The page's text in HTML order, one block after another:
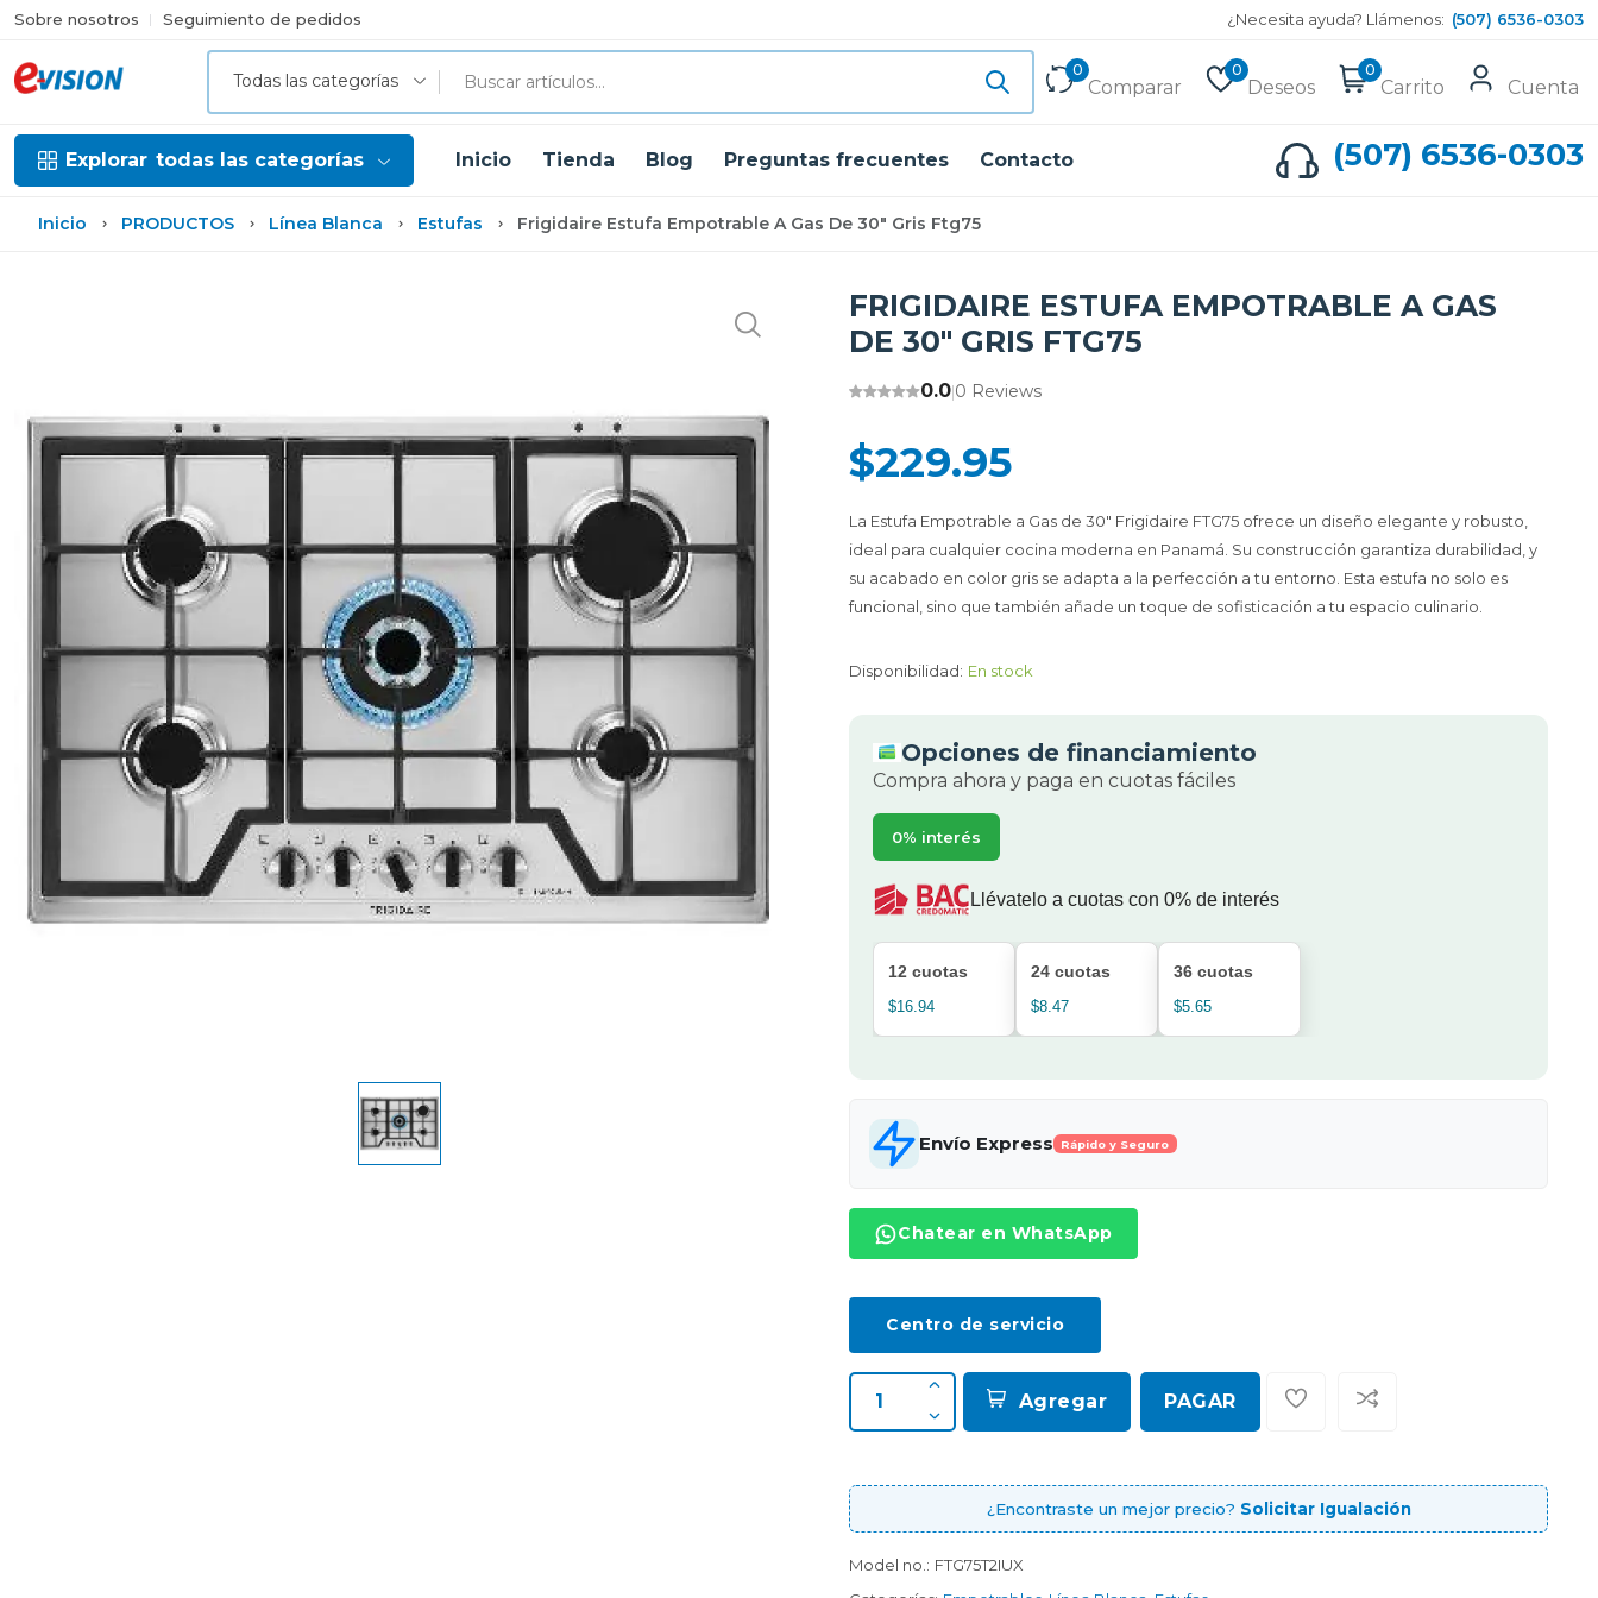
Sobre nosotros Seguimiento de pedidos ¿Necesita ayuda? Llámenos: (507) 6536-0303
Todas las categorías
0
Comparar
0
Deseos
0
Carrito Cuenta
Explorar todas las categorías Inicio Tienda Blog Preguntas frecuentes Contacto (507) 6536-0303
Inicio PRODUCTOS Línea Blanca Estufas Frigidaire Estufa Empotrable A Gas De 30" Gris Ftg75
FRIGIDAIRE ESTUFA EMPOTRABLE A GAS
DE 30" GRIS FTG75
0.0|0 Reviews
$229.95
La Estufa Empotrable a Gas de 30" Frigidaire FTG75 ofrece un diseño elegante y robusto,
ideal para cualquier cocina moderna en Panamá. Su construcción garantiza durabilidad, y
su acabado en color gris se adapta a la perfección a tu entorno. Esta estufa no solo es
funcional, sino que también añade un toque de sofisticación a tu espacio culinario.
Disponibilidad: En stock
Opciones de financiamiento
Compra ahora y paga en cuotas fáciles
0% interés
Llévatelo a cuotas con 0% de interés
12 cuotas
$16.94
24 cuotas
$8.47
36 cuotas
$5.65
Envío Express Rápido y Seguro
Chatear en WhatsApp
Centro de servicio
Agregar PAGAR
¿Encontraste un mejor precio? Solicitar Igualación
Model no.: FTG75T2IUX